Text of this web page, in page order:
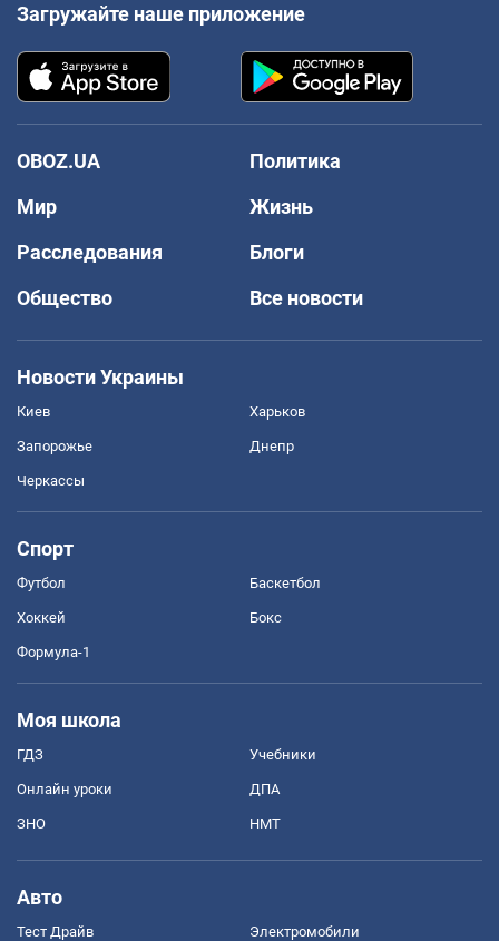
Загружайте наше приложение
OBOZ.UA
Политика
Мир
Жизнь
Расследования
Блоги
Общество
Все новости
Новости Украины
Киев Харьков
Запорожье Днепр
Черкассы
Спорт
Футбол Баскетбол
Хоккей Бокс
Формула-1
Моя школа
ГДЗ Учебники
Онлайн уроки ДПА
ЗНО НМТ
Авто
Тест Драйв Электромобили